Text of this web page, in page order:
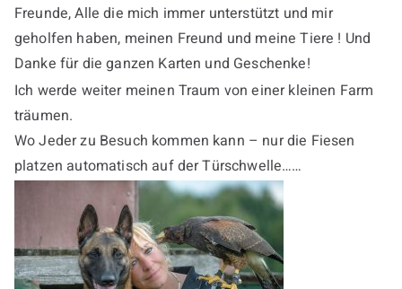
Freunde, Alle die mich immer unterstützt und mir
geholfen haben, meinen Freund und meine Tiere ! Und
Danke für die ganzen Karten und Geschenke!
Ich werde weiter meinen Traum von einer kleinen Farm
träumen.
Wo Jeder zu Besuch kommen kann – nur die Fiesen
platzen automatisch auf der Türschwelle……